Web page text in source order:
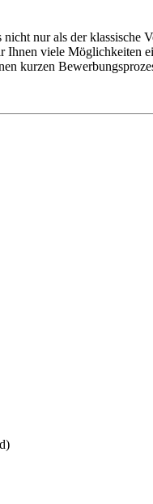
nur als der klassische
viele Möglichkeiten
kurzen